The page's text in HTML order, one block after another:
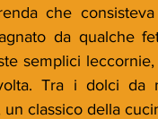
che
da qualche
semplici
Tra i dolci da
classico della